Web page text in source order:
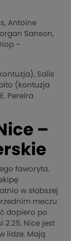
Antoine
Sanson,
–
Salis
(kontuzja
Pereira
–
faworyta.
w słabszej
meczu
dopiero po
2.25. Nice jest
lidze. Mają